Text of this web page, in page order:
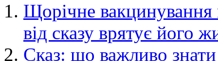
Щорічне
від сказу врятує його
Сказ: що важливо знати